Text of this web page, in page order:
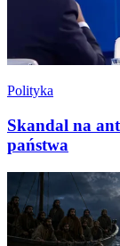
Polityka
Skandal na
państwa